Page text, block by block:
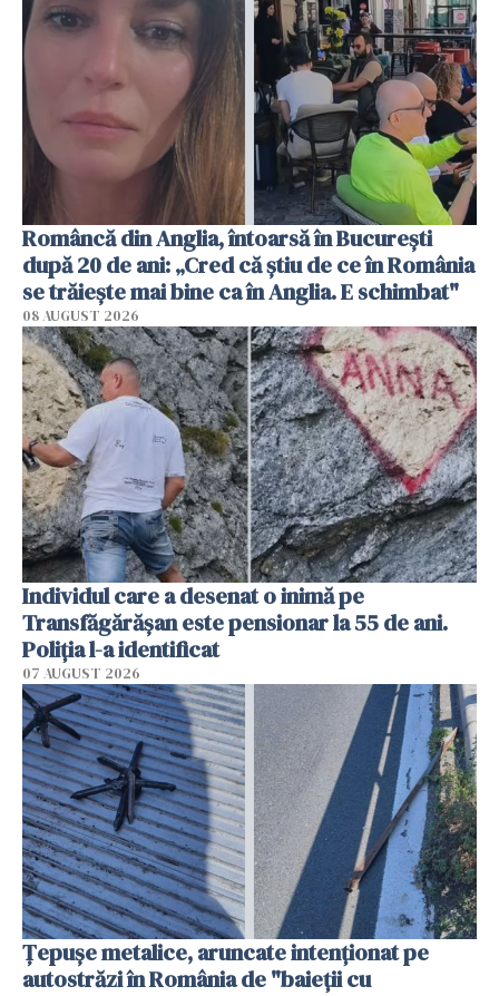
Româncă din Anglia, întoarsă în București
după 20 de ani: „Cred că știu de ce în România
se trăiește mai bine ca în Anglia. E schimbat"
08 AUGUST 2026
Individul care a desenat o inimă pe
Transfăgărășan este pensionar la 55 de ani.
Poliția l-a identificat
07 AUGUST 2026
Țepușe metalice, aruncate intenționat pe
autostrăzi în România de "baieții cu